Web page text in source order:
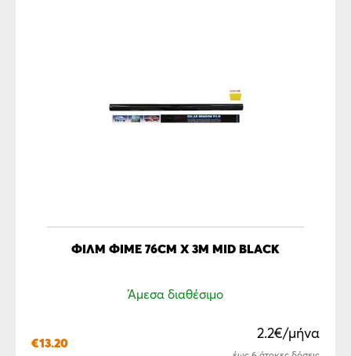
ΦΙΛΜ ΦΙΜΕ 76CM X 3M MID BLACK
Άμεσα διαθέσιμο
€13.20
2.2€/μήνα